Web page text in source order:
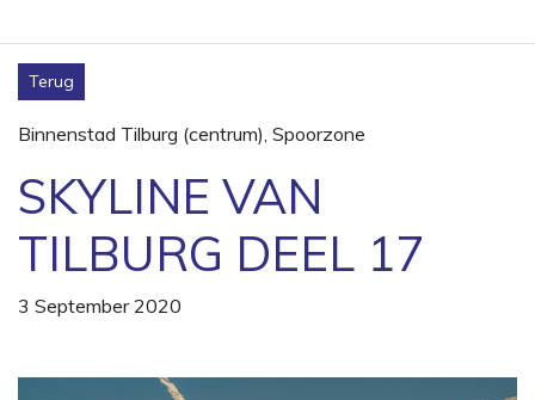
Terug
Binnenstad Tilburg (centrum) Spoorzone
SKYLINE VAN
TILBURG DEEL 17
3 September 2020